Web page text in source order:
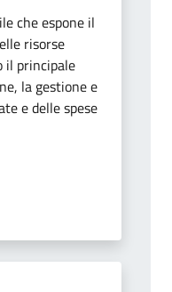
che espone il
risorse
il principale
la gestione e
e delle spese